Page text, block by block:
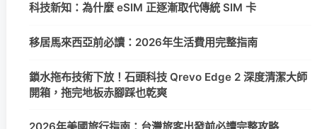
科技新知：為什麼 eSIM 正逐漸取代傳統 SIM 卡
移居馬來西亞前必讀：2026年生活費用完整指南
鎖水拖布技術下放！石頭科技 Qrevo Edge 2 深度清潔大師
開箱，拖完地板赤腳踩也乾爽